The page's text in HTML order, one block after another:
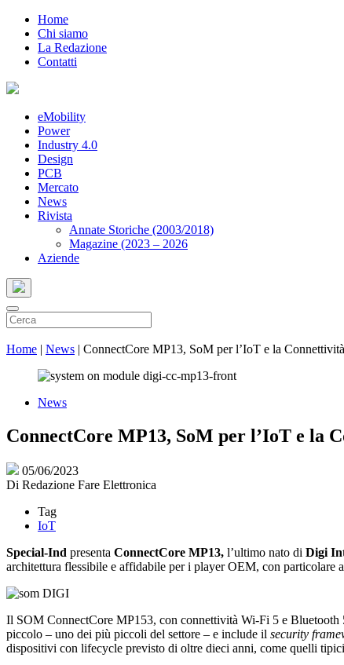
Home
Chi siamo
La Redazione
Contatti
eMobility
Power
Industry 4.0
Design
PCB
Mercato
News
Rivista
Annate Storiche (2003/2018)
Magazine (2023 – 2026
Aziende
Home | News | ConnectCore MP13, SoM per l’IoT e la Connettività
News
ConnectCore MP13, SoM per l’IoT e la
05/06/2023
Di Redazione Fare Elettronica
Tag
IoT
Special-Ind presenta ConnectCore MP13, l’ultimo nato di Digi
architettura flessibile e affidabile per i player OEM, con particolare
Il SOM ConnectCore MP153, con connettività Wi-Fi 5 e
piccolo – uno dei più piccoli del settore – e include il security
dispositivi con lifecycle previsto di oltre dieci anni, come quelli